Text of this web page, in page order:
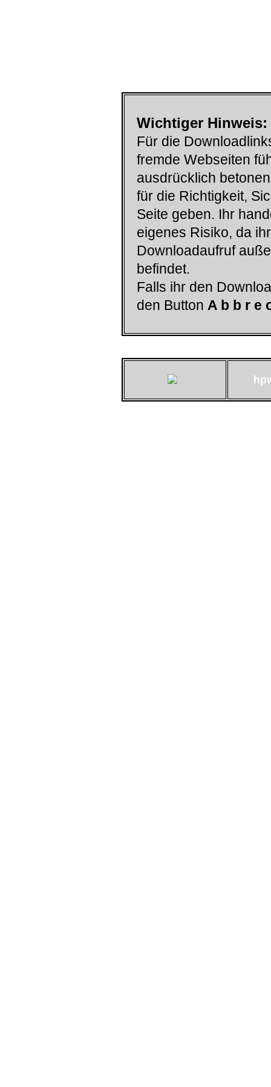
Wichtiger Hinweis:
Für die
fremde Webseiten
ausdrücklich
für die Richtigkeit,
Seite geben. Ihr
eigenes Risiko, da
Downloadaufruf
befindet.
Falls ihr den
den Button A b b r e